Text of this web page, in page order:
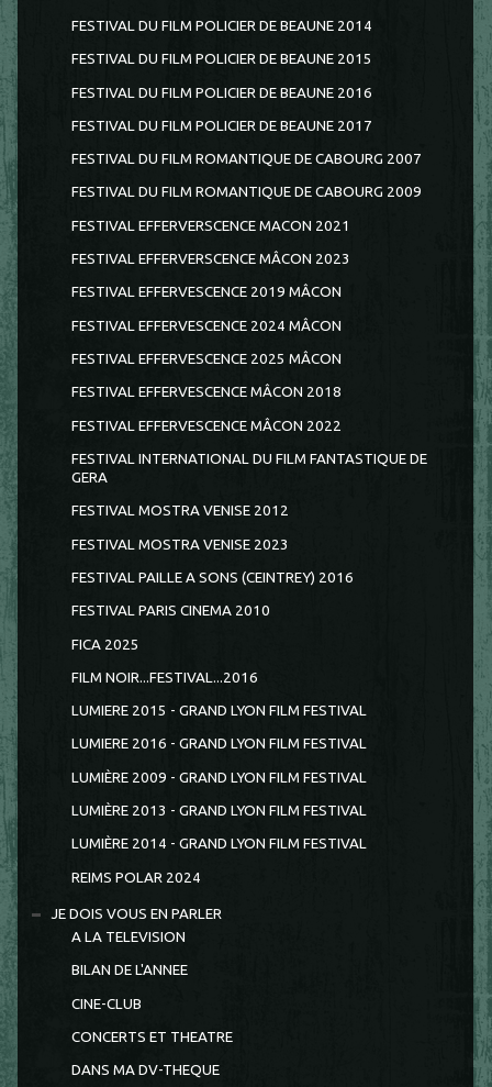
FESTIVAL DU FILM POLICIER DE BEAUNE 2014
FESTIVAL DU FILM POLICIER DE BEAUNE 2015
FESTIVAL DU FILM POLICIER DE BEAUNE 2016
FESTIVAL DU FILM POLICIER DE BEAUNE 2017
FESTIVAL DU FILM ROMANTIQUE DE CABOURG 2007
FESTIVAL DU FILM ROMANTIQUE DE CABOURG 2009
FESTIVAL EFFERVERSCENCE MACON 2021
FESTIVAL EFFERVERSCENCE MÂCON 2023
FESTIVAL EFFERVESCENCE 2019 MÂCON
FESTIVAL EFFERVESCENCE 2024 MÂCON
FESTIVAL EFFERVESCENCE 2025 MÂCON
FESTIVAL EFFERVESCENCE MÂCON 2018
FESTIVAL EFFERVESCENCE MÂCON 2022
FESTIVAL INTERNATIONAL DU FILM FANTASTIQUE DE
GERA
FESTIVAL MOSTRA VENISE 2012
FESTIVAL MOSTRA VENISE 2023
FESTIVAL PAILLE A SONS (CEINTREY) 2016
FESTIVAL PARIS CINEMA 2010
FICA 2025
FILM NOIR...FESTIVAL...2016
LUMIERE 2015 - GRAND LYON FILM FESTIVAL
LUMIERE 2016 - GRAND LYON FILM FESTIVAL
LUMIÈRE 2009 - GRAND LYON FILM FESTIVAL
LUMIÈRE 2013 - GRAND LYON FILM FESTIVAL
LUMIÈRE 2014 - GRAND LYON FILM FESTIVAL
REIMS POLAR 2024
JE DOIS VOUS EN PARLER
A LA TELEVISION
BILAN DE L'ANNEE
CINE-CLUB
CONCERTS ET THEATRE
DANS MA DV-THEQUE